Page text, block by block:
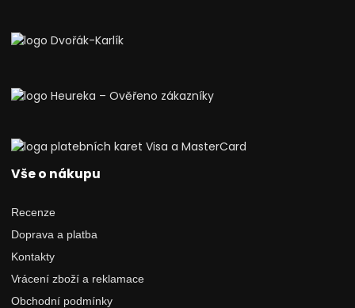
Vše o nákupu
Recenze
Doprava a platba
Kontakty
Vrácení zboží a reklamace
Obchodní podmínky